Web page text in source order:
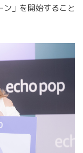
ン」を開始すること